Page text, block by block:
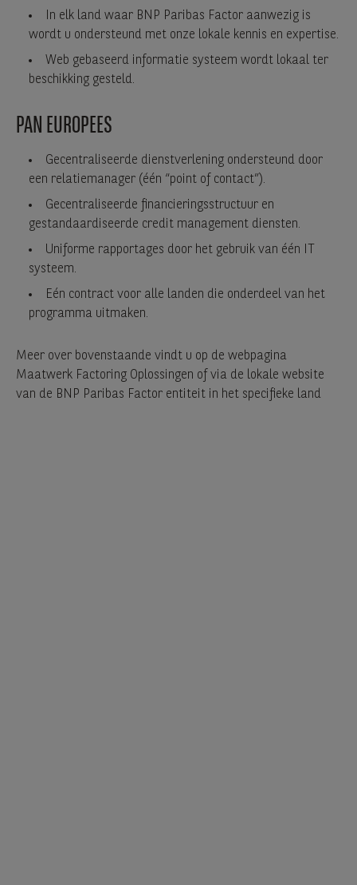
In elk land waar BNP Paribas Factor aanwezig is
wordt u ondersteund met onze lokale kennis en expertise.
Web gebaseerd informatie systeem wordt lokaal ter
beschikking gesteld.
PAN EUROPEES
Gecentraliseerde dienstverlening ondersteund door
een relatiemanager (één “point of contact”).
Gecentraliseerde financieringsstructuur en
gestandaardiseerde credit management diensten.
Uniforme rapportages door het gebruik van één IT
systeem.
Eén contract voor alle landen die onderdeel van het
programma uitmaken.
Meer over bovenstaande vindt u op de webpagina
Maatwerk Factoring Oplossingen of via de lokale website
van de BNP Paribas Factor entiteit in het specifieke land